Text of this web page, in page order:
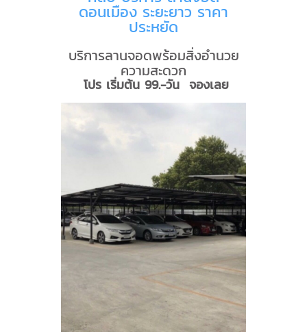
ดอนเมือง ระยะยาว ราคา
ประหยัด
บริการลานจอดพร้อมสิ่งอำนวย
ความสะดวก
โปร เริ่มต้น 99.-วัน จองเลย